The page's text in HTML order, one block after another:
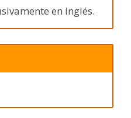
en inglés.